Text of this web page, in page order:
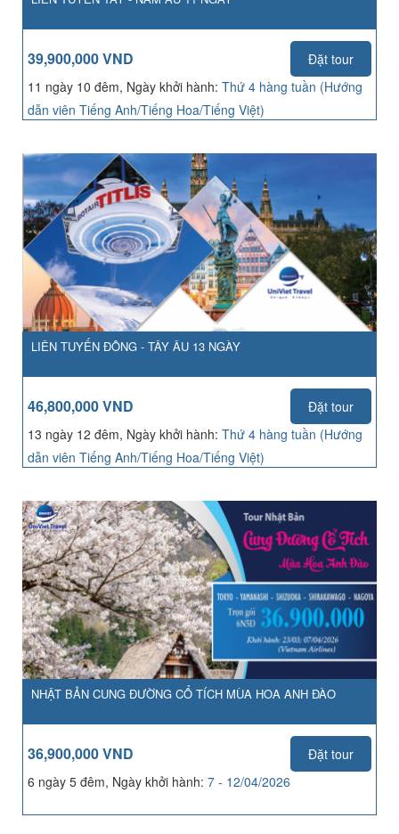
39,900,000 VND
Đặt tour
11 ngày 10 đêm, Ngày khởi hành: Thứ 4 hàng tuần (Hướng
dẫn viên Tiếng Anh/Tiếng Hoa/Tiếng Việt)
LIÊN TUYẾN ĐÔNG - TÂY ÂU 13 NGÀY
46,800,000 VND
Đặt tour
13 ngày 12 đêm, Ngày khởi hành: Thứ 4 hàng tuần (Hướng
dẫn viên Tiếng Anh/Tiếng Hoa/Tiếng Việt)
NHẬT BẢN CUNG ĐƯỜNG CỔ TÍCH MÙA HOA ANH ĐÀO
36,900,000 VND
Đặt tour
6 ngày 5 đêm, Ngày khởi hành: 7 - 12/04/2026